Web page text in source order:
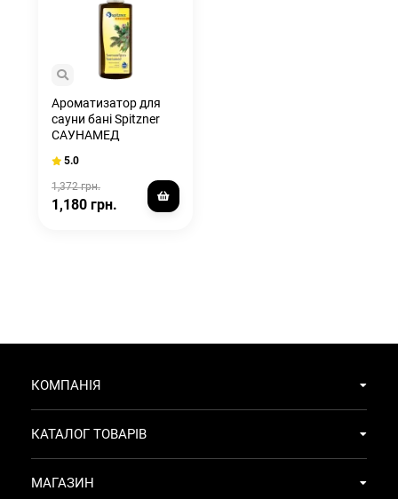
Ароматизатор для
сауни бані Spitzner
САУНАМЕД
5.0
1,372 грн.
1,180 грн.
КОМПАНІЯ
КАТАЛОГ ТОВАРІВ
МАГАЗИН